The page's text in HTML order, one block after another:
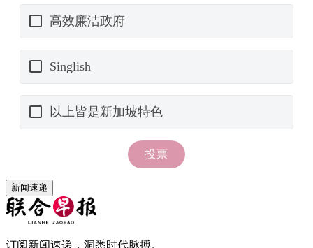
新闻速递
订阅新闻速递，洞悉时代脉搏。